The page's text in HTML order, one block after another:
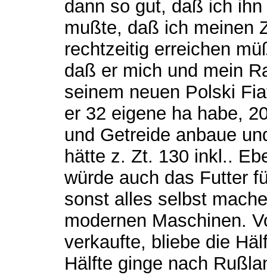
dann so gut, daß ich
mußte, daß ich meinen
rechtzeitig erreichen
daß er mich und mein
seinem neuen Polski
er 32 eigene ha habe,
und Getreide anbaue
hätte z. Zt. 130 inkl..
würde auch das Futter
sonst alles selbst
modernen Maschinen.
verkaufte, bliebe die
Hälfte ginge nach